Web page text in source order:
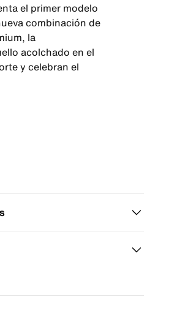
el primer modelo
combinación de
la
acolchado en el
y celebran el